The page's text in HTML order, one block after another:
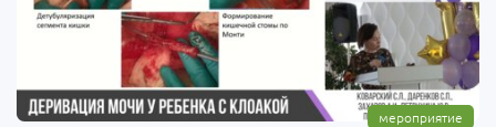
мероприятие